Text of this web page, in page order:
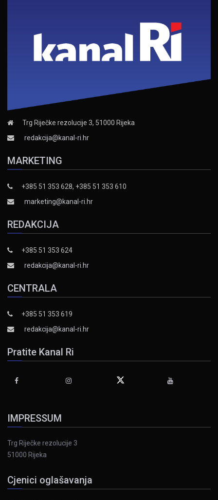
Trg Riječke rezolucije 3, 51000 Rijeka
redakcija@kanal-ri.hr
MARKETING
+385 51 353 628, +385 51 353 610
marketing@kanal-ri.hr
REDAKCIJA
+385 51 353 624
redakcija@kanal-ri.hr
CENTRALA
+385 51 353 619
redakcija@kanal-ri.hr
Pratite Kanal Ri
IMPRESSUM
Trg Riječke rezolucije 3
51000 Rijeka
Cjenici oglašavanja